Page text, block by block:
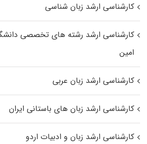
کارشناسی ارشد زبان شناسی
کارشناسی ارشد رﺷﺘﻪ ﻫﺎی تخصصی
اﻣﻴﻦ
کارشناسی ارشد زبان عربی
کارشناسی ارشد زبان‌ های باستانی ایران
کارشناسی ارشد زبان و ادبیات اردو